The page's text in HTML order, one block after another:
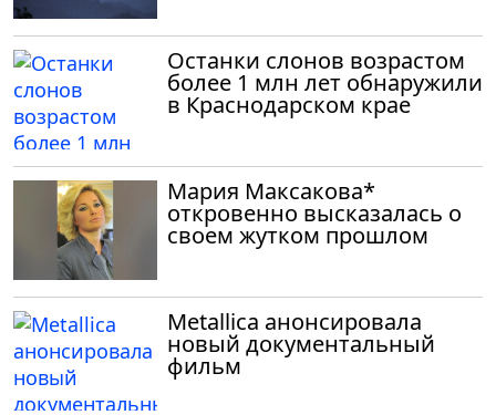
Останки слонов возрастом
более 1 млн лет обнаружили
в Краснодарском крае
Мария Максакова*
откровенно высказалась о
своем жутком прошлом
Metallica анонсировала
новый документальный
фильм